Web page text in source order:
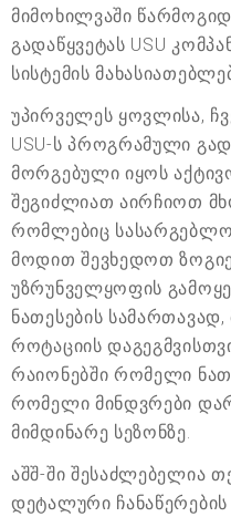
მიმოხილვაში
გადაწყვეტას USU
სისტემის
უპირველეს ყოვლისა,
USU-ს პროგრამული
მორგებული იყოს
შეგიძლიათ აირჩიოთ
რომლებიც
მოდით შევხედოთ
უზრუნველყოფის
ნათესების
როტაციის
რაიონებში რომელი
რომელი მინდვრები
მიმდინარე სეზონზე.
აშშ-ში შესაძლებელია
დეტალური ჩანაწერების